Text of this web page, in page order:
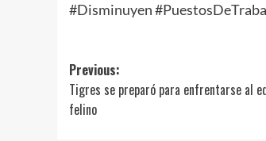
#Disminuyen
Post
navigation
Previous:
Tigres se preparó para enfrentarse al
felino